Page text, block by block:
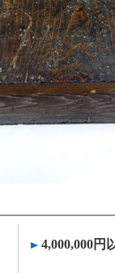
4,000,000円